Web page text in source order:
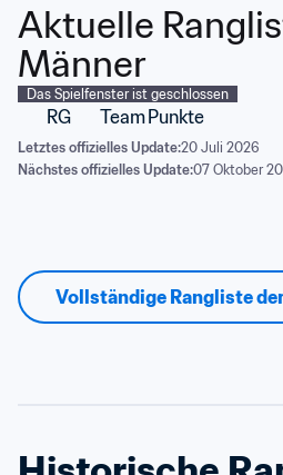
Aktuelle
Männer
Das Spielfenster ist geschlossen
RG Team Punkte
Letztes offizielles Update:20 Juli 2026
Nächstes offizielles Update:07 Oktober
Vollständige Rangliste